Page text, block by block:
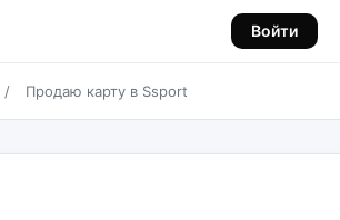
Войти
/ Продаю карту в Ssport